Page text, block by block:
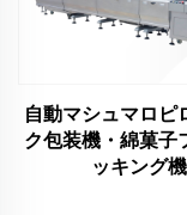
自動マシュマロピ
ク包装機・綿菓子
ッキング機